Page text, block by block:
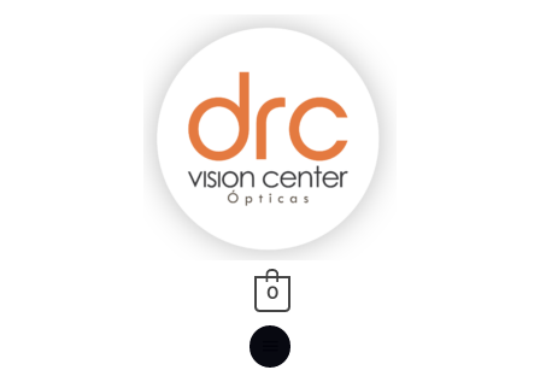
MENÚ
PRINCIPAL
0